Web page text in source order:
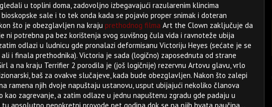
u toplini doma, zadovoljno izbegavajući razularenim klincima
sale i to tek onda kada se pojavio proper snimak i doteran
što je obezglavljen na kraju prethodnog filma Art the Clown zaključuje da
ni potrebna pa bez korištenja svog suvišnog čula vida i ravnoteže ubija
odlazi u ludnicu gde pronalazi deformisanu Victoriju Heyes (sećate je se
ali i finala prethodnika). Victoria je sada (logično) zaposednuta od strane
a na kraju Terrifier 2 porodila je (još logičnije) rezervnu Artovu glavu, vrlo
baš za ovakve slučajeve, kada bude obezglavljen. Nakon što zalepi
ramena njih dvoje napuštaju ustanovu, usput ubijajući nekoliko članova
kao zagrevanje, a zatim odlaze u jednu napuštenu zgradu gde padaju u